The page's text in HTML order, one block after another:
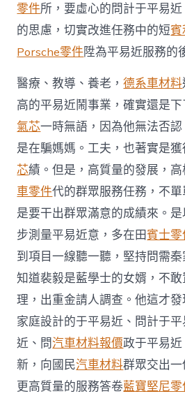
零件所，要虛心的問計于平易
的思慮，切實改進任務中的短
Porsche零件陞為平易近服務的
醫療、教導、養老，德系車材料
高的平易近鬧事業，確實還是
氣芯一時無語，因為他無法否認
是在騙媽媽。工夫，也著實是
芯績。但是，高質量的發展，
車零件代的群眾服務任務，不
是要干出群眾滿意的成績來。
步測量平易近意，多在田賓士零
到項目一線聽一聽，堅持問需
知道裴毅是藍學士的女婿，不
理，出重金請人調查。他這才
家庭設計的于平易近、問計于
近、問汽車材料報價政于平易
新，向國民汽車材料群眾交出一
更高質量的服務答卷藍寶堅尼零